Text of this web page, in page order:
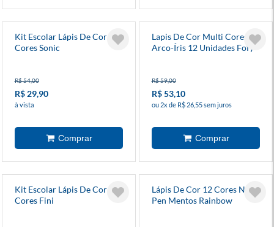
Kit Escolar Lápis De Cor 12
Cores Sonic
R$ 54,00
R$ 29,90
à vista
Lapis De Cor Multi Cores
Arco-Íris 12 Unidades Fofy
R$ 59,00
R$ 53,10
ou 2x de R$ 26,55 sem juros
Kit Escolar Lápis De Cor 12
Cores Fini
Lápis De Cor 12 Cores Neo-
Pen Mentos Rainbow